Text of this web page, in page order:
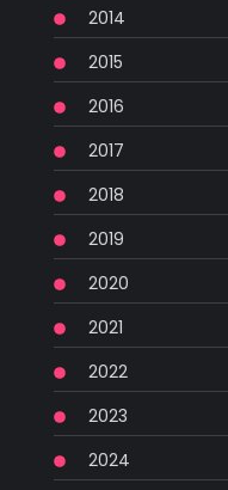
2014
2015
2016
2017
2018
2019
2020
2021
2022
2023
2024